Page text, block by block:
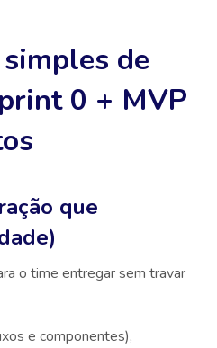
de
0 + MVP
que
o time entregar sem travar
e componentes),